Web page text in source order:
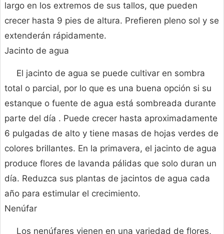
largo en los extremos de sus tallos, que pueden
crecer hasta 9 pies de altura. Prefieren pleno sol y se
extenderán rápidamente.
Jacinto de agua
El jacinto de agua se puede cultivar en sombra
total o parcial, por lo que es una buena opción si su
estanque o fuente de agua está sombreada durante
parte del día . Puede crecer hasta aproximadamente
6 pulgadas de alto y tiene masas de hojas verdes de
colores brillantes. En la primavera, el jacinto de agua
produce flores de lavanda pálidas que solo duran un
día. Reduzca sus plantas de jacintos de agua cada
año para estimular el crecimiento.
Nenúfar
Los nenúfares vienen en una variedad de flores,